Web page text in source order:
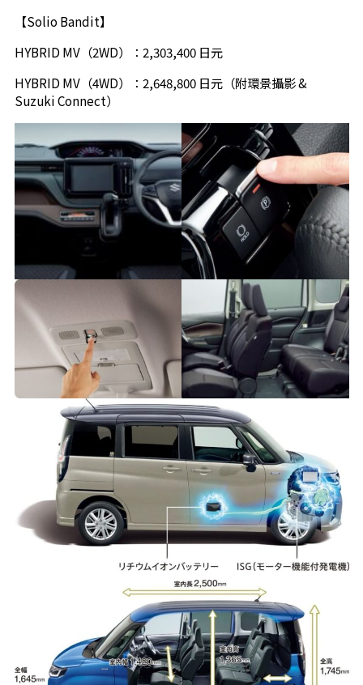
【Solio Bandit】
HYBRID MV（2WD）：2,303,400 日元
HYBRID MV（4WD）：2,648,800 日元（附環景攝影 &
Suzuki Connect）